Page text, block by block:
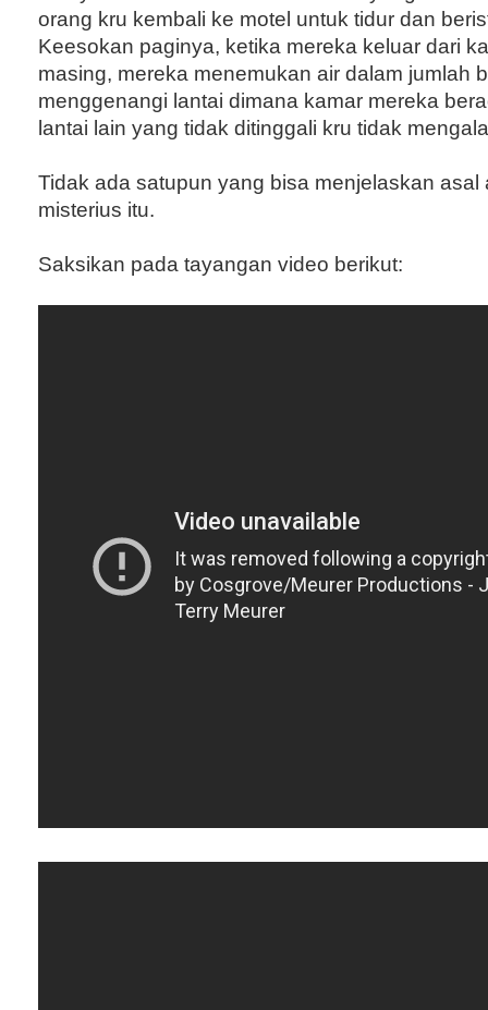
orang kru kembali ke motel untuk tidur dan
Keesokan paginya, ketika mereka keluar dari
masing, mereka menemukan air dalam jumlah
menggenangi lantai dimana kamar mereka
lantai lain yang tidak ditinggali kru tidak
Tidak ada satupun yang bisa menjelaskan asal
misterius itu.
Saksikan pada tayangan video berikut: